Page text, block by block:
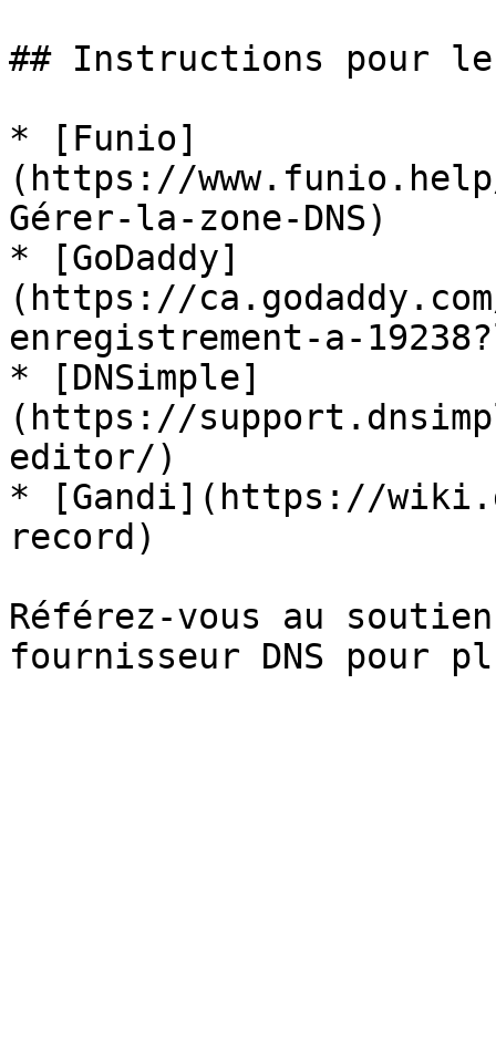
## Instructions pour
* [Funio]
(https://
Gérer-la-zone-DNS)
* [GoDaddy]
(https://
enregistrement-a-
* [DNSimple]
(https://
editor/)
* [Gandi](https://
record)
Référez-vous au